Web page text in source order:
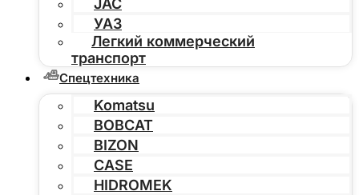
JAC
УАЗ
Легкий коммерческий
транспорт
Спецтехника
Komatsu
BOBCAT
BIZON
CASE
HIDROMEK